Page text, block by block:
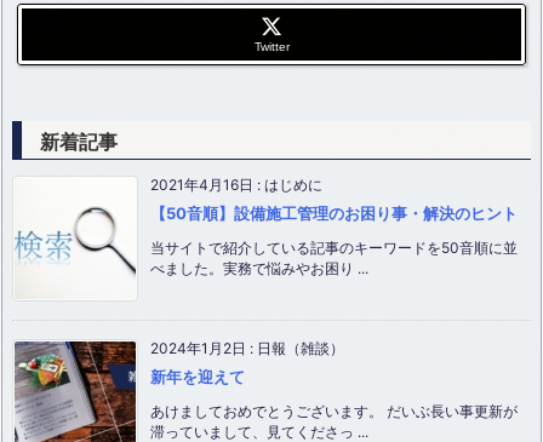
Twitter
新着記事
2021年4月16日 : はじめに
【50音順】設備施工管理のお困り事・解決のヒント
当サイトで紹介している記事のキーワードを50音順に並
べました。実務で悩みやお困り ...
2024年1月2日 : 日報（雑談）
新年を迎えて
あけましておめでとうございます。 だいぶ長い事更新が
滞っていまして、見てくださっ ...